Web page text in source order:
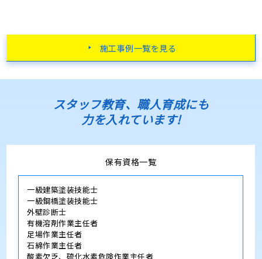
施工事例一覧を見る
スタッフ教育、職人育成にも
力を入れています!
保有資格一覧
一級建築塗装技能士
一級鋼橋塗装技能士
外壁診断士
有機溶剤作業主任者
足場作業主任者
石綿作業主任者
酸素欠乏、硫化水素危険作業主任者